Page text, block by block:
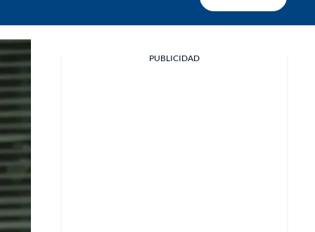
PUBLICIDAD